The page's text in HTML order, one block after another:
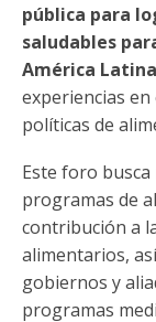
pública para
saludables
América
experiencias
políticas de
Este foro
programas de
contribución a
alimentarios,
gobiernos y
programas